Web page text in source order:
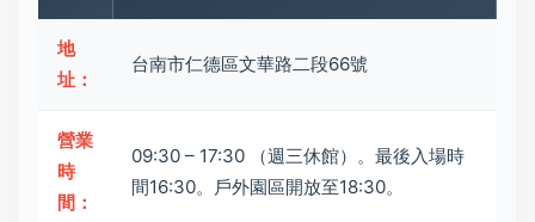
地
址：
台南市仁德區文華路二段66號
營業
時
間：
09:30 – 17:30 （週三休館）。最後入場時
間16:30。戶外園區開放至18:30。